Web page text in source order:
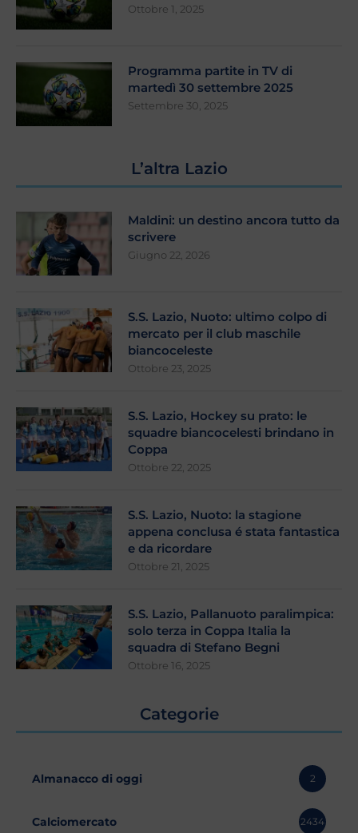
Ottobre 1, 2025
Programma partite in TV di
martedì 30 settembre 2025
Settembre 30, 2025
L’altra Lazio
Maldini: un destino ancora tutto da
scrivere
Giugno 22, 2026
S.S. Lazio, Nuoto: ultimo colpo di
mercato per il club maschile
biancoceleste
Ottobre 23, 2025
S.S. Lazio, Hockey su prato: le
squadre biancocelesti brindano in
Coppa
Ottobre 22, 2025
S.S. Lazio, Nuoto: la stagione
appena conclusa é stata fantastica
e da ricordare
Ottobre 21, 2025
S.S. Lazio, Pallanuoto paralimpica:
solo terza in Coppa Italia la
squadra di Stefano Begni
Ottobre 16, 2025
Categorie
Almanacco di oggi 2
Calciomercato 2434